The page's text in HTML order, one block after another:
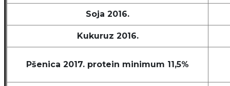
Soja 2016.
Kukuruz 2016.
Pšenica 2017. protein minimum 11,5%